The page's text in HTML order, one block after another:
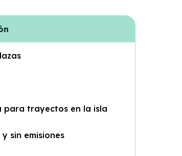
para trayectos en la isla
sin emisiones